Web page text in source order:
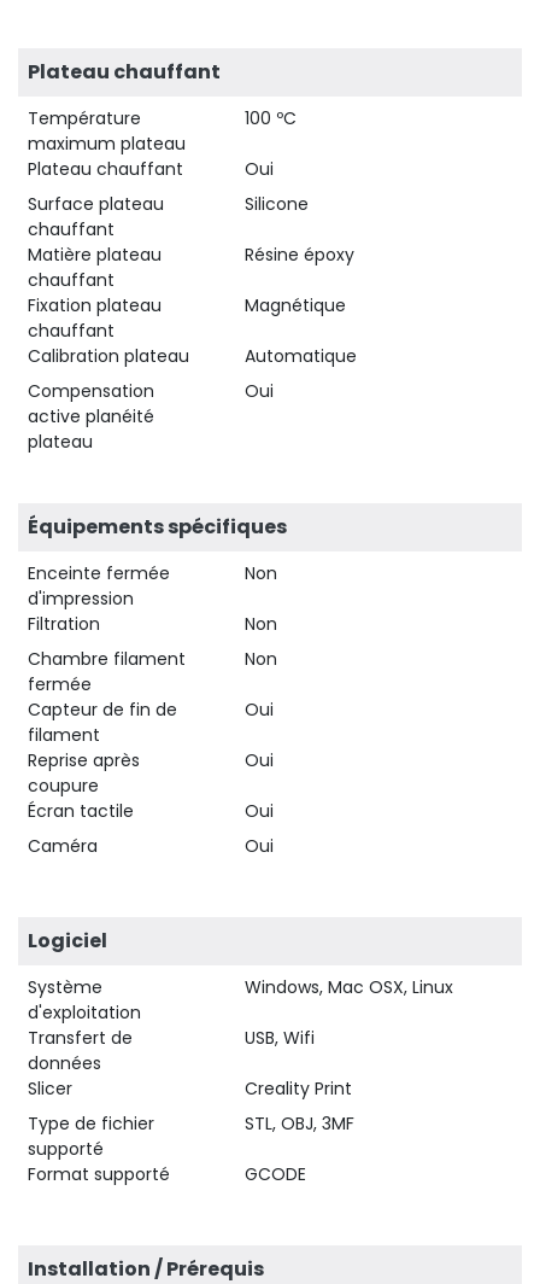
Plateau chauffant
Température
maximum plateau
100 ºC
Plateau chauffant
Oui
Surface plateau
chauffant
Silicone
Matière plateau
chauffant
Résine époxy
Fixation plateau
chauffant
Magnétique
Calibration plateau
Automatique
Compensation
active planéité
plateau
Oui
Équipements spécifiques
Enceinte fermée
d'impression
Non
Filtration
Non
Chambre filament
fermée
Non
Capteur de fin de
filament
Oui
Reprise après
coupure
Oui
Écran tactile
Oui
Caméra
Oui
Logiciel
Système
d'exploitation
Windows, Mac OSX, Linux
Transfert de
données
USB, Wifi
Slicer
Creality Print
Type de fichier
supporté
STL, OBJ, 3MF
Format supporté GCODE
Installation / Prérequis